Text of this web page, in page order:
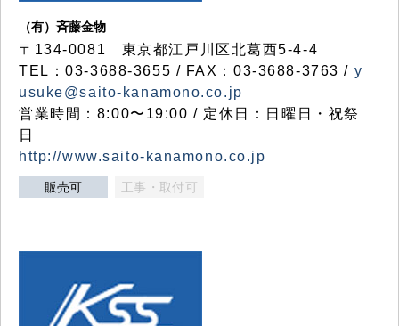
（有）斉藤金物
〒134-0081 東京都江戸川区北葛西5-4-4
TEL：03-3688-3655 / FAX：03-3688-3763 / y
usuke@saito-kanamono.co.jp
営業時間：8:00〜19:00 / 定休日：日曜日・祝祭
日
http://www.saito-kanamono.co.jp
販売可 工事・取付可